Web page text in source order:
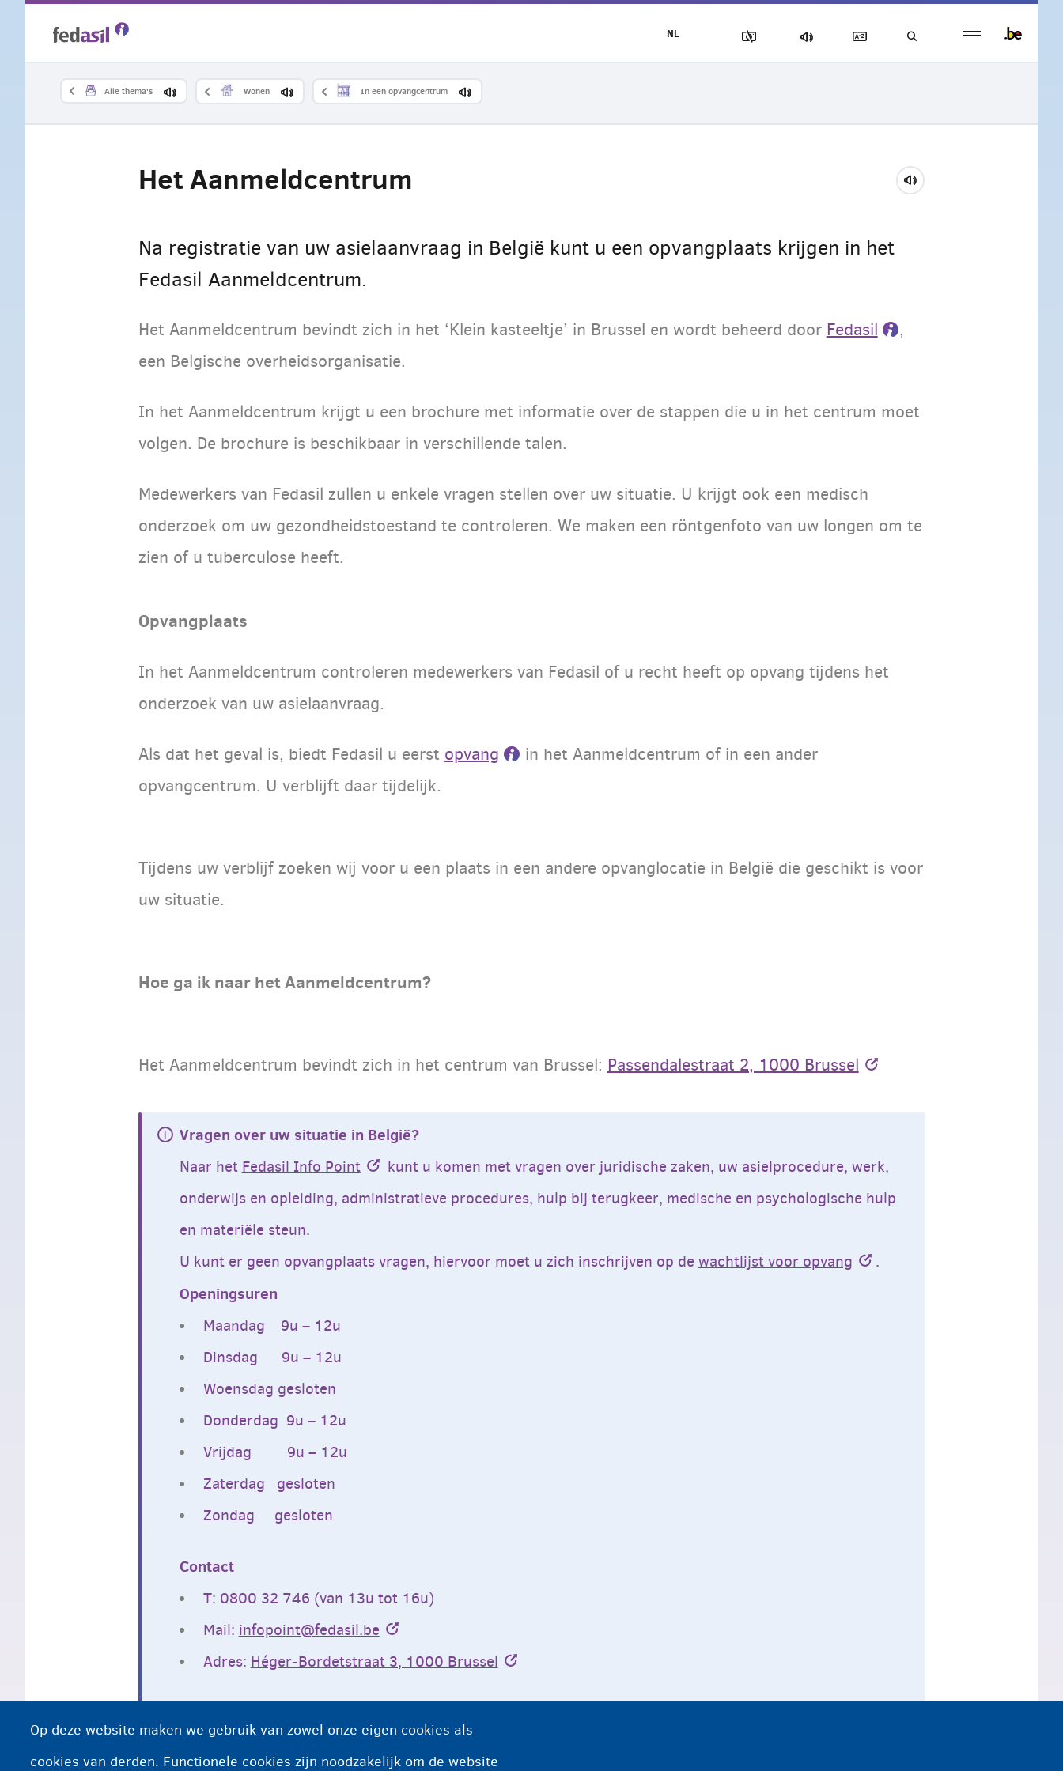
Alle thema's Wonen In een opvangcentrum
Het Aanmeldcentrum
Na registratie van uw asielaanvraag in België kunt u een opvangplaats krijgen in het
Fedasil Aanmeldcentrum.
Het Aanmeldcentrum bevindt zich in het ‘Klein kasteeltje’ in Brussel en wordt beheerd door Fedasil
,
een Belgische overheidsorganisatie.
In het Aanmeldcentrum krijgt u een brochure met informatie over de stappen die u in het centrum moet
volgen. De brochure is beschikbaar in verschillende talen.
Medewerkers van Fedasil zullen u enkele vragen stellen over uw situatie. U krijgt ook een medisch
onderzoek om uw gezondheidstoestand te controleren. We maken een röntgenfoto van uw longen om te
zien of u tuberculose heeft.
Opvangplaats
In het Aanmeldcentrum controleren medewerkers van Fedasil of u recht heeft op opvang tijdens het
onderzoek van uw asielaanvraag.
Als dat het geval is, biedt Fedasil u eerst opvang
in het Aanmeldcentrum of in een ander
opvangcentrum. U verblijft daar tijdelijk.
Tijdens uw verblijf zoeken wij voor u een plaats in een andere opvanglocatie in België die geschikt is voor
uw situatie.
Hoe ga ik naar het Aanmeldcentrum?
Het Aanmeldcentrum bevindt zich in het centrum van Brussel: Passendalestraat 2, 1000 Brussel
Vragen over uw situatie in België?
Naar het Fedasil Info Point
kunt u komen met vragen over juridische zaken, uw asielprocedure, werk,
onderwijs en opleiding, administratieve procedures, hulp bij terugkeer, medische en psychologische hulp
en materiële steun.
U kunt er geen opvangplaats vragen, hiervoor moet u zich inschrijven op de wachtlijst voor opvang .
Openingsuren
Maandag 9u – 12u
Dinsdag 9u – 12u
Woensdag gesloten
Donderdag 9u – 12u
Vrijdag 9u – 12u
Zaterdag gesloten
Zondag gesloten
Contact
T: 0800 32 746 (van 13u tot 16u)
Mail: infopoint@fedasil.be
Adres: Héger-Bordetstraat 3, 1000 Brussel
Op deze website maken we gebruik van zowel onze eigen cookies als
cookies van derden. Functionele cookies zijn noodzakelijk om de website
NL
footer